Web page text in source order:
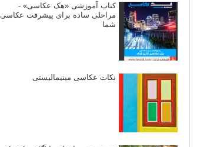
کتاب آموزشی «هک عکاسی» -
مراحلی ساده برای پیشرفت عکاسی
شما
نکات عکاسی مینیمالیستی